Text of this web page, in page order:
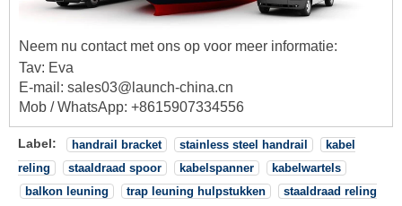
Neem nu contact met ons op voor meer informatie:
Tav: Eva
E-mail: sales03@launch-china.cn
Mob / WhatsApp: +8615907334556
Label: handrail bracket stainless steel handrail
kabel
reling
staaldraad spoor kabelspanner
kabelwartels
balkon leuning
trap leuning hulpstukken
staaldraad reling